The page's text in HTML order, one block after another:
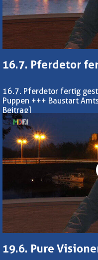
16.7. Pferdetor
16.7. Pferdetor fertig
Puppen +++ Baustart
Beitrag]
19.6. Pure